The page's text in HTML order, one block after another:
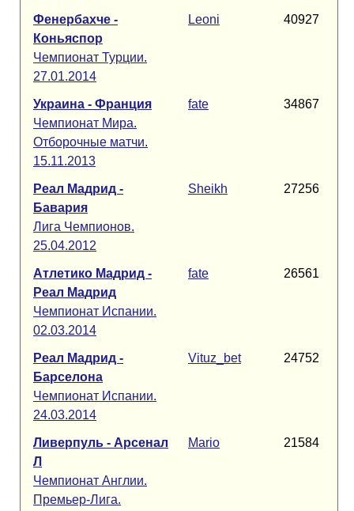
Фенербахче -
Коньяспор
Чемпионат Турции.
27.01.2014
Leoni 40927
Украина - Франция
Чемпионат Мира.
Отборочные матчи.
15.11.2013
fate 34867
Реал Мадрид -
Бавария
Лига Чемпионов.
25.04.2012
Sheikh 27256
Атлетико Мадрид -
Реал Мадрид
Чемпионат Испании.
02.03.2014
fate 26561
Реал Мадрид -
Барселона
Чемпионат Испании.
24.03.2014
Vituz_bet 24752
Ливерпуль - Арсенал
Л
Чемпионат Англии.
Премьер-Лига.
Mario 21584